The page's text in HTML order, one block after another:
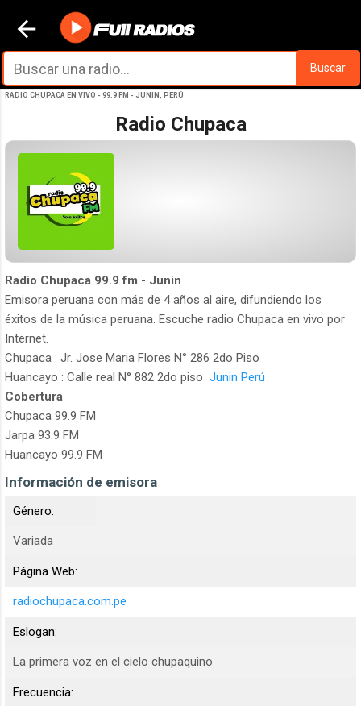
Ir al contenido principal
Buscar
RADIO CHUPACA EN VIVO - 99.9 FM - JUNIN, PERÚ
Radio Chupaca
Radio Chupaca 99.9 fm - Junin
Emisora peruana con más de 4 años al aire, difundiendo los
éxitos de la música peruana. Escuche radio Chupaca en vivo por
Internet.
Chupaca : Jr. Jose Maria Flores N° 286 2do Piso
Huancayo : Calle real N° 882 2do piso Junin Perú
Cobertura
Chupaca 99.9 FM
Jarpa 93.9 FM
Huancayo 99.9 FM
Información de emisora
Género:
Variada
Página Web:
radiochupaca.com.pe
Eslogan:
La primera voz en el cielo chupaquino
Frecuencia: